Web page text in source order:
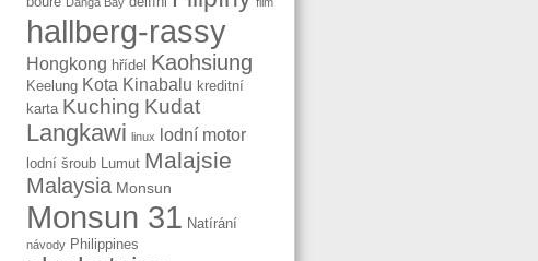
hallberg-rassy
Hongkong hřídel Kaohsiung
Keelung Kota Kinabalu kreditní
karta Kuching Kudat
Langkawi linux lodní motor
lodní šroub Lumut Malajsie
Malaysia Monsun
Monsun 31 Natírání
návody Philippines